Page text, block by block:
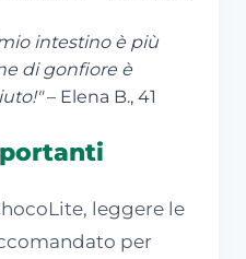
intestino è più
di gonfiore è
– Elena B., 41
leggere le
per